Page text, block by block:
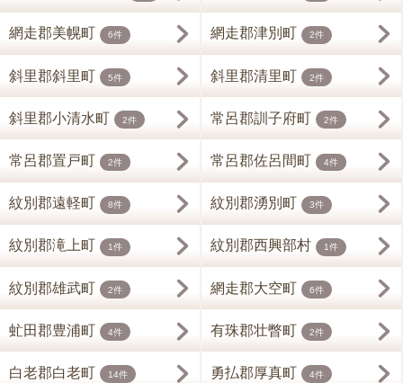
網走郡美幌町 6件 網走郡津別町 2件
斜里郡斜里町 5件 斜里郡清里町 2件
斜里郡小清水町 2件 常呂郡訓子府町 2件
常呂郡置戸町 2件 常呂郡佐呂間町 4件
紋別郡遠軽町 8件 紋別郡湧別町 3件
紋別郡滝上町 1件 紋別郡西興部村 1件
紋別郡雄武町 2件 網走郡大空町 6件
虻田郡豊浦町 4件 有珠郡壮瞥町 2件
白老郡白老町 14件 勇払郡厚真町 4件